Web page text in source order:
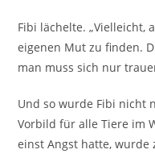
Fibi lächelte. „Vielleicht,
eigenen Mut zu finden.
man muss sich nur
Und so wurde Fibi nicht
Vorbild für alle Tiere im
einst Angst hatte, wurde